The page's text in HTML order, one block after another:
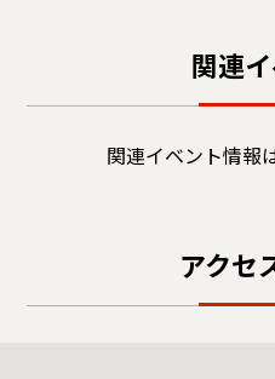
関連
関連イベント情報
アクセ